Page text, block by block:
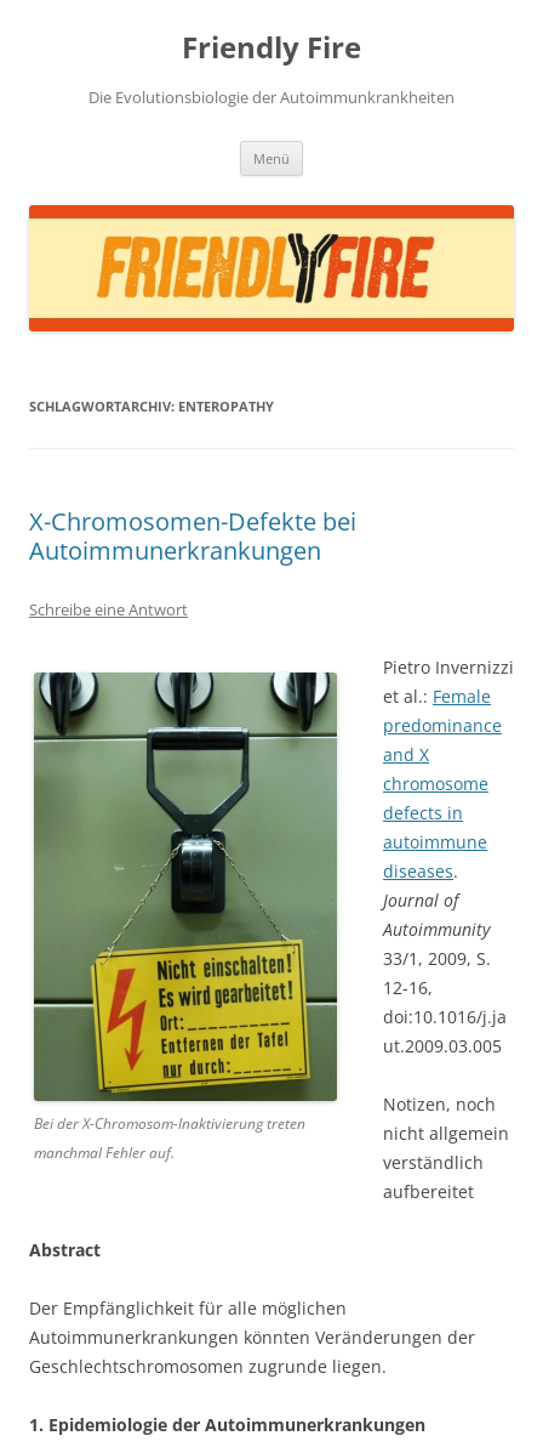
Friendly Fire
Die Evolutionsbiologie der Autoimmunkrankheiten
Menü
SCHLAGWORTARCHIV: ENTEROPATHY
X-Chromosomen-Defekte bei
Autoimmunerkrankungen
Schreibe eine Antwort
Bei der X-Chromosom-Inaktivierung treten
manchmal Fehler auf.
Pietro Invernizzi
et al.: Female
predominance
and X
chromosome
defects in
autoimmune
diseases.
Journal of
Autoimmunity
33/1, 2009, S.
12-16,
doi:10.1016/j.ja
ut.2009.03.005
Notizen, noch
nicht allgemein
verständlich
aufbereitet
Abstract
Der Empfänglichkeit für alle möglichen
Autoimmunerkrankungen könnten Veränderungen der
Geschlechtschromosomen zugrunde liegen.
1. Epidemiologie der Autoimmunerkrankungen